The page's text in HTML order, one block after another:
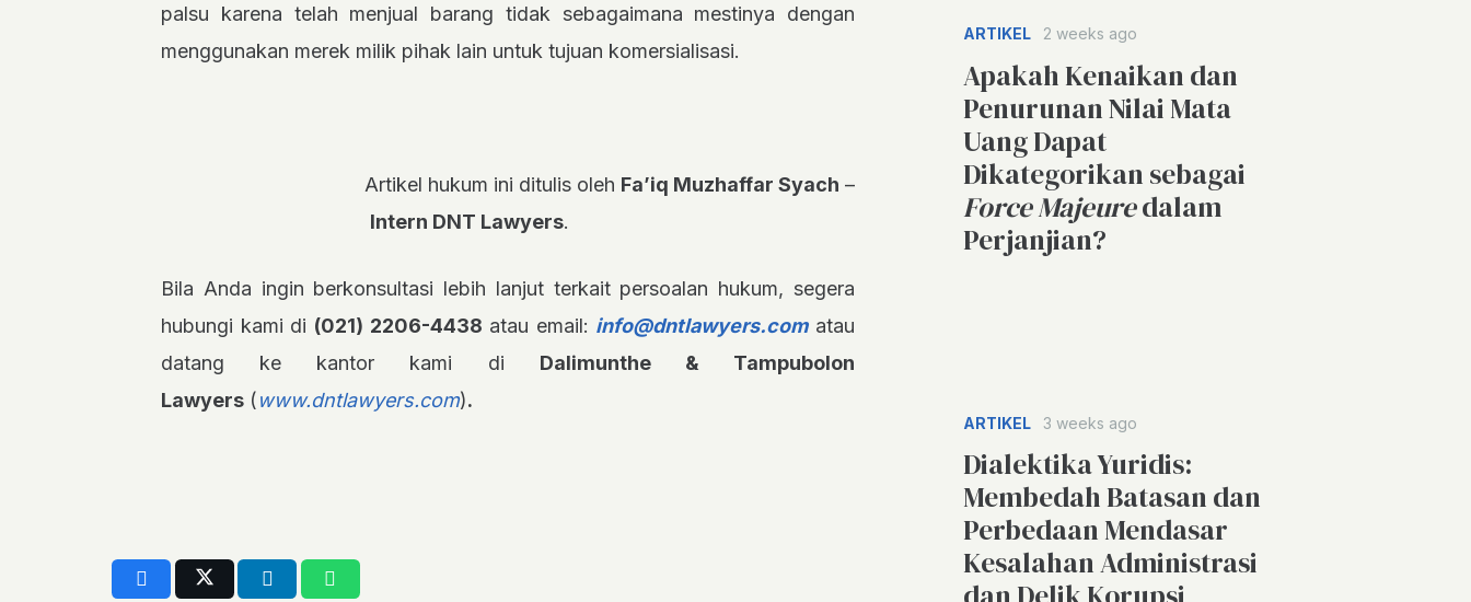
palsu karena telah menjual barang tidak sebagaimana mestinya dengan
menggunakan merek milik pihak lain untuk tujuan komersialisasi.
Artikel hukum ini ditulis oleh Fa’iq Muzhaffar Syach –
Intern DNT Lawyers.
Bila Anda ingin berkonsultasi lebih lanjut terkait persoalan hukum, segera
hubungi kami di (021) 2206-4438 atau email: info@dntlawyers.comatau
datang ke kantor kami di Dalimunthe & Tampubolon
Lawyers (www.dntlawyers.com).
ARTIKEL 2 weeks ago
Apakah Kenaikan dan
Penurunan Nilai Mata
Uang Dapat
Dikategorikan sebagai
Force Majeuredalam
Perjanjian?
ARTIKEL 3 weeks ago
Dialektika Yuridis:
Membedah Batasan dan
Perbedaan Mendasar
Kesalahan Administrasi